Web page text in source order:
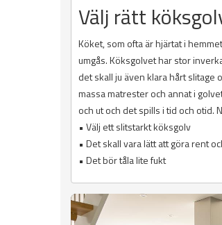
Välj rätt
Köket, som ofta är hjärtat i
umgås. Köksgolvet har stor
det skall ju även klara hårt slitage
massa matrester och annat i
och ut och det spills i tid och otid.
• Välj ett slitstarkt köksgolv
• Det skall vara lätt att göra rent
• Det bör tåla lite fukt